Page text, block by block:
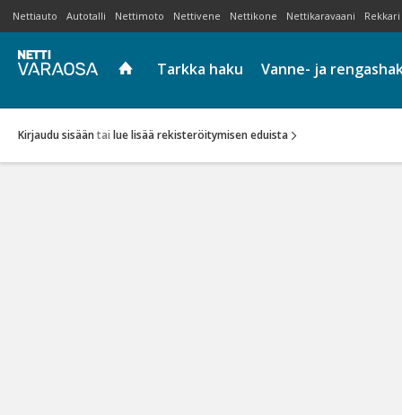
Nettiauto Autotalli Nettimoto Nettivene Nettikone Nettikaravaani Rekkari
Tarkka haku Vanne- ja
Kirjaudu sisään tai lue lisää rekisteröitymisen eduista